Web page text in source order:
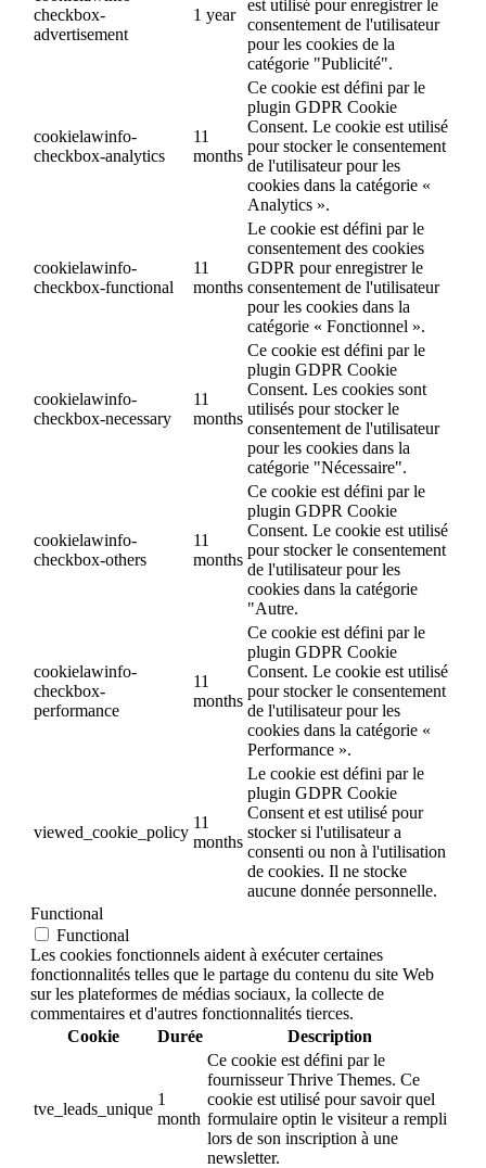
checkbox-
advertisement
1 year
est utilisé pour enregistrer le
consentement de l'utilisateur
pour les cookies de la
catégorie "Publicité".
cookielawinfo-
checkbox-analytics
11
months
Ce cookie est défini par le
plugin GDPR Cookie
Consent. Le cookie est utilisé
pour stocker le consentement
de l'utilisateur pour les
cookies dans la catégorie «
Analytics ».
cookielawinfo-
checkbox-functional
11
months
Le cookie est défini par le
consentement des cookies
GDPR pour enregistrer le
consentement de l'utilisateur
pour les cookies dans la
catégorie « Fonctionnel ».
cookielawinfo-
checkbox-necessary
11
months
Ce cookie est défini par le
plugin GDPR Cookie
Consent. Les cookies sont
utilisés pour stocker le
consentement de l'utilisateur
pour les cookies dans la
catégorie "Nécessaire".
cookielawinfo-
checkbox-others
11
months
Ce cookie est défini par le
plugin GDPR Cookie
Consent. Le cookie est utilisé
pour stocker le consentement
de l'utilisateur pour les
cookies dans la catégorie
"Autre.
cookielawinfo-
checkbox-
performance
11
months
Ce cookie est défini par le
plugin GDPR Cookie
Consent. Le cookie est utilisé
pour stocker le consentement
de l'utilisateur pour les
cookies dans la catégorie «
Performance ».
viewed_cookie_policy
11
months
Le cookie est défini par le
plugin GDPR Cookie
Consent et est utilisé pour
stocker si l'utilisateur a
consenti ou non à l'utilisation
de cookies. Il ne stocke
aucune donnée personnelle.
Functional
Functional
Les cookies fonctionnels aident à exécuter certaines
fonctionnalités telles que le partage du contenu du site Web
sur les plateformes de médias sociaux, la collecte de
commentaires et d'autres fonctionnalités tierces.
Cookie
Durée Description
tve_leads_unique
1
month
Ce cookie est défini par le
fournisseur Thrive Themes. Ce
cookie est utilisé pour savoir quel
formulaire optin le visiteur a rempli
lors de son inscription à une
newsletter.